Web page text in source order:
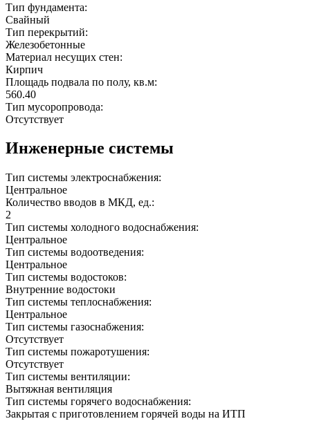
Тип фундамента:
Свайный
Тип перекрытий:
Железобетонные
Материал несущих стен:
Кирпич
Площадь подвала по полу, кв.м:
560.40
Тип мусоропровода:
Отсутствует
Инженерные системы
Тип системы электроснабжения:
Центральное
Количество вводов в МКД, ед.:
2
Тип системы холодного водоснабжения:
Центральное
Тип системы водоотведения:
Центральное
Тип системы водостоков:
Внутренние водостоки
Тип системы теплоснабжения:
Центральное
Тип системы газоснабжения:
Отсутствует
Тип системы пожаротушения:
Отсутствует
Тип системы вентиляции:
Вытяжная вентиляция
Тип системы горячего водоснабжения:
Закрытая с приготовлением горячей воды на ИТП